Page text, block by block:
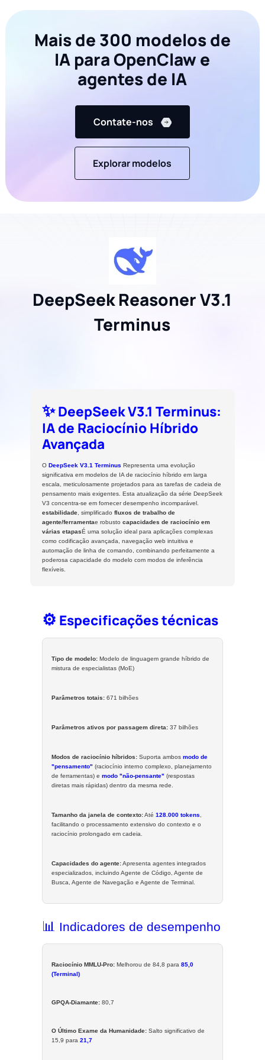
main();
Mais de 300 modelos de
IA para OpenClaw e
agentes de IA
Contate-nos
Explorar modelos
DeepSeek Reasoner V3.1
Terminus
✨DeepSeek V3.1 Terminus:
IA de Raciocínio Híbrido
Avançada
O DeepSeek V3.1 Terminus Representa uma evolução
significativa em modelos de IA de raciocínio híbrido em larga
escala, meticulosamente projetados para as tarefas de cadeia de
pensamento mais exigentes. Esta atualização da série DeepSeek
V3 concentra-se em fornecer desempenho incomparável.
estabilidade, simplificadofluxos de trabalho de
agente/ferramentae robustocapacidades de raciocínio em
várias etapasÉ uma solução ideal para aplicações complexas
como codificação avançada, navegação web intuitiva e
automação de linha de comando, combinando perfeitamente a
poderosa capacidade do modelo com modos de inferência
flexíveis.
⚙️ Especificações técnicas
Tipo de modelo: Modelo de linguagem grande híbrido de
mistura de especialistas (MoE)
Parâmetros totais: 671 bilhões
Parâmetros ativos por passagem direta: 37 bilhões
Modos de raciocínio híbridos: Suporta ambosmodo de
"pensamento" (raciocínio interno complexo, planejamento
de ferramentas) emodo "não-pensante" (respostas
diretas mais rápidas) dentro da mesma rede.
Tamanho da janela de contexto:Até128.000 tokens,
facilitando o processamento extensivo do contexto e o
raciocínio prolongado em cadeia.
Capacidades do agente:Apresenta agentes integrados
especializados, incluindo Agente de Código, Agente de
Busca, Agente de Navegação e Agente de Terminal.
📊 Indicadores de desempenho
Raciocínio MMLU-Pro: Melhorou de 84,8 para85,0
(Terminal)
GPQA-Diamante: 80,7
O Último Exame da Humanidade: Salto significativo de
15,9 para21,7